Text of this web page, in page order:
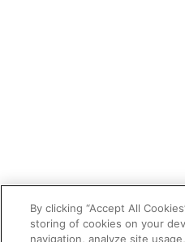
By clicking “Accept All
storing of cookies on your
navigation, analyze site